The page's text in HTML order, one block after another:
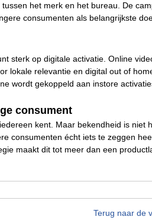
het merk en het bureau. De
consumenten als belangrijkste
sterk op digitale activatie. Online
lokale relevantie en digital out of
wordt gekoppeld aan instore
consument
kent. Maar bekendheid is niet
consumenten écht iets te zeggen
maakt dit tot meer dan een
Terug naar de